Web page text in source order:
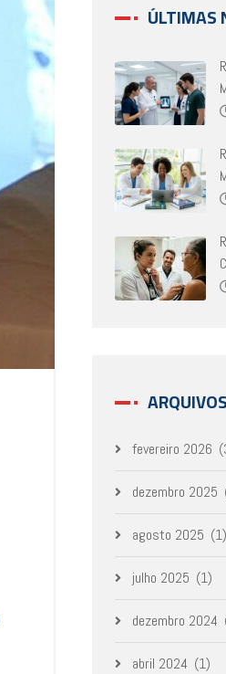
ÚLTIMAS
ARQUIVOS
fevereiro 2026
dezembro 2025
agosto 2025 (1)
julho 2025 (1)
dezembro 2024
abril 2024 (1)